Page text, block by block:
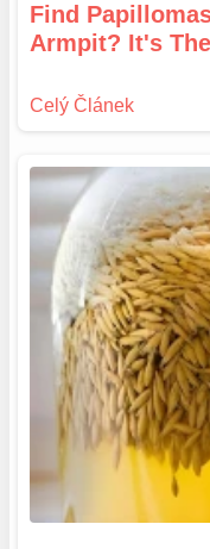
Find
Armpit? It's